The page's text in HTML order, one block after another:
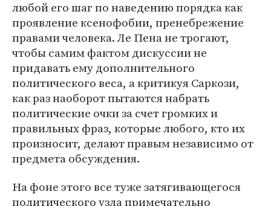
любой его шаг по наведению порядка как
проявление ксенофобии, пренебрежение
правами человека. Ле Пена не трогают,
чтобы самим фактом дискуссии не
придавать ему дополнительного
политического веса, а критикуя Саркози,
как раз наоборот пытаются набрать
политические очки за счет громких и
правильных фраз, которые любого, кто их
произносит, делают правым независимо от
предмета обсуждения.
На фоне этого все туже затягивающегося
политического узла примечательно